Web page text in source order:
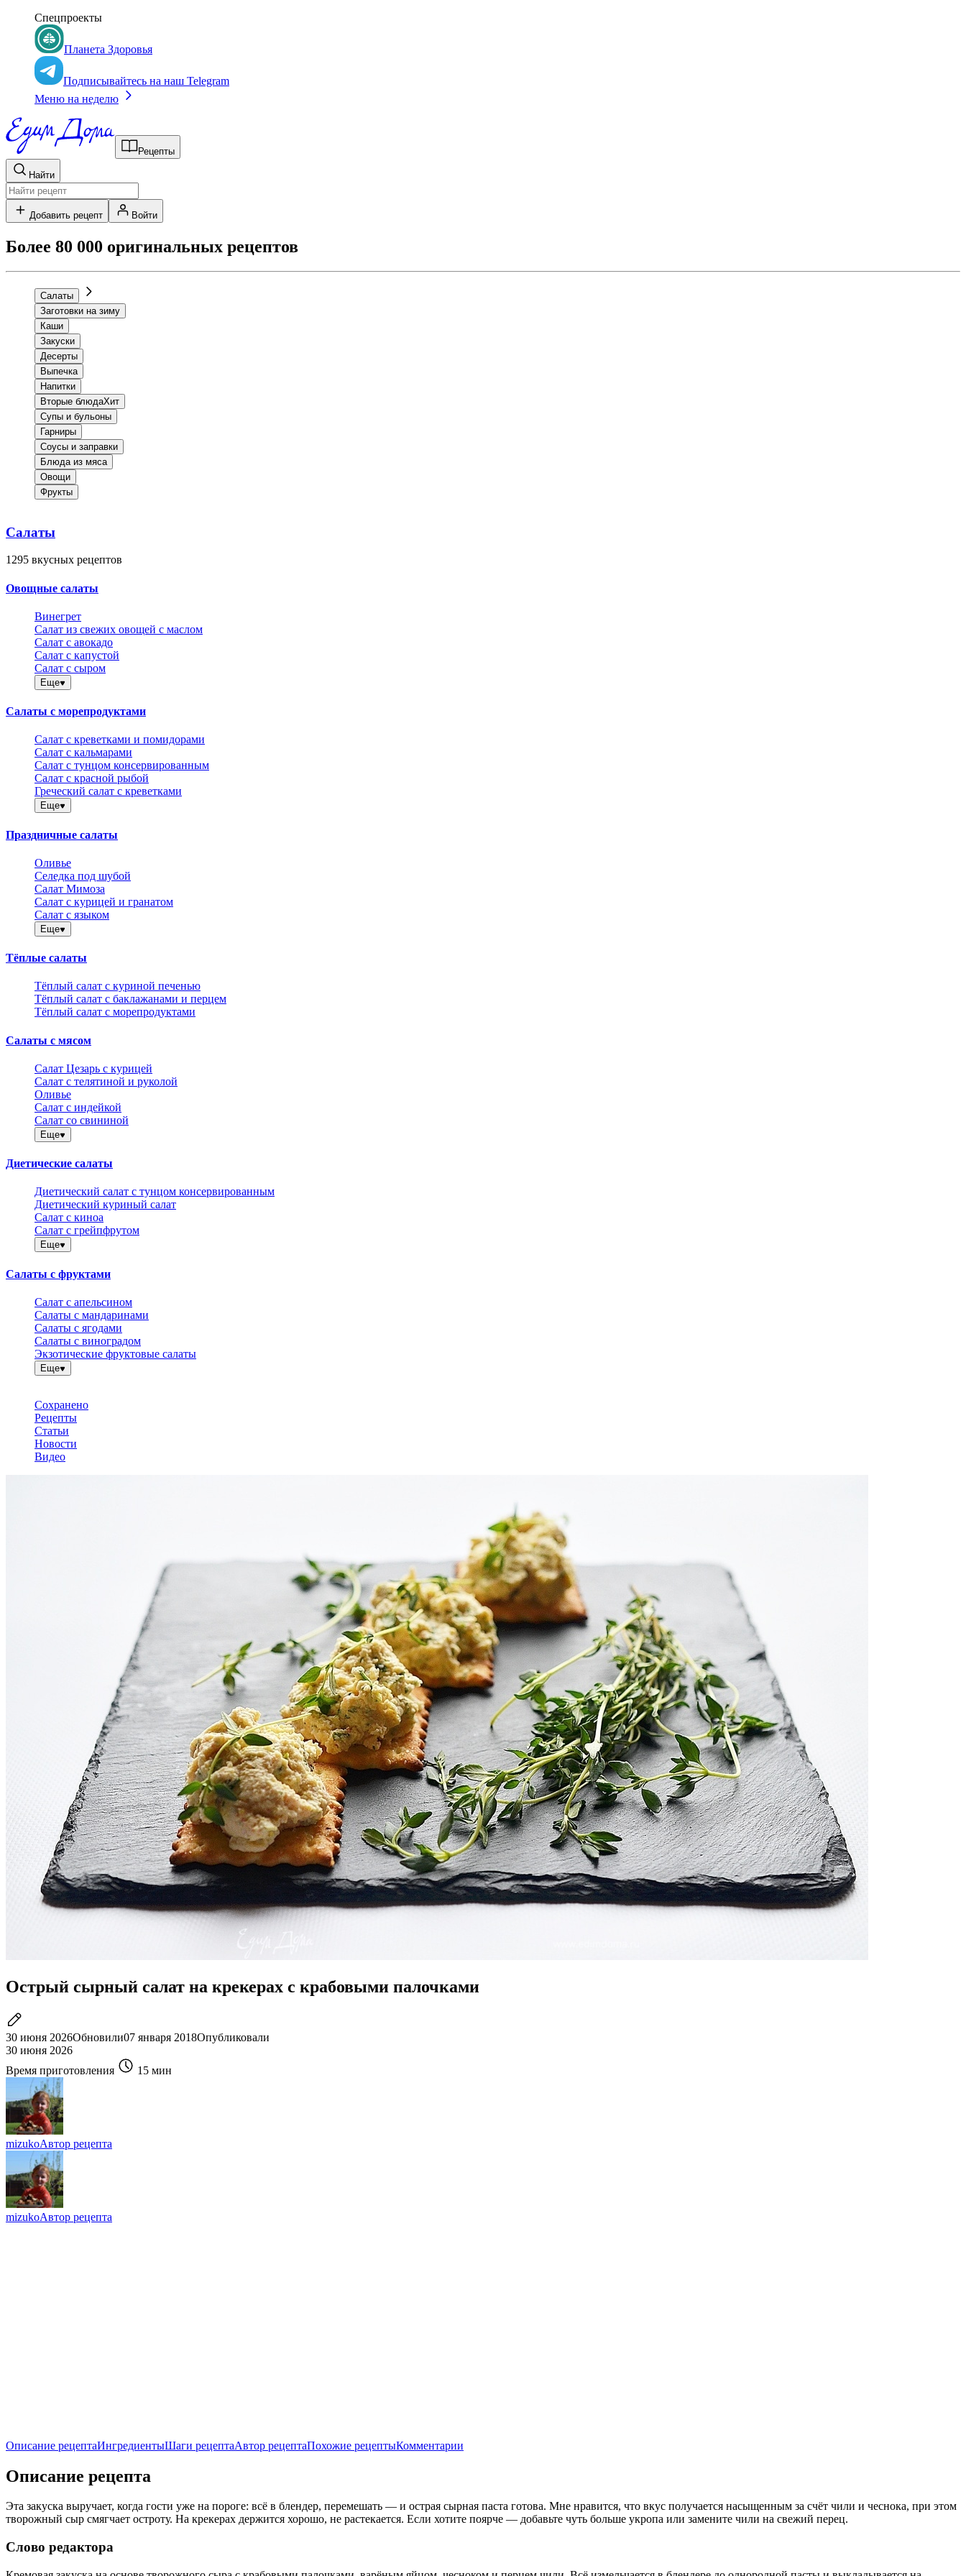
Спецпроекты
Планета Здоровья
Подписывайтесь на наш Telegram
Меню на неделю
Рецепты
Найти
Добавить рецепт Войти
Более 80 000 оригинальных рецептов
Салаты
Заготовки на зиму
Каши
Закуски
Десерты
Выпечка
Напитки
Вторые блюдаХит
Супы и бульоны
Гарниры
Соусы и заправки
Блюда из мяса
Овощи
Фрукты
Салаты
1295 вкусных рецептов
Овощные салаты
Винегрет
Салат из свежих овощей с маслом
Салат с авокадо
Салат с капустой
Салат с сыром
Еще
Салаты с морепродуктами
Салат с креветками и помидорами
Салат с кальмарами
Салат с тунцом консервированным
Салат с красной рыбой
Греческий салат с креветками
Еще
Праздничные салаты
Оливье
Селедка под шубой
Салат Мимоза
Салат с курицей и гранатом
Салат с языком
Еще
Тёплые салаты
Тёплый салат с куриной печенью
Тёплый салат с баклажанами и перцем
Тёплый салат с морепродуктами
Салаты с мясом
Салат Цезарь с курицей
Салат с телятиной и руколой
Оливье
Салат с индейкой
Салат со свининой
Еще
Диетические салаты
Диетический салат с тунцом консервированным
Диетический куриный салат
Салат с киноа
Салат с грейпфрутом
Еще
Салаты с фруктами
Салат с апельсином
Салаты с мандаринами
Салаты с ягодами
Салаты с виноградом
Экзотические фруктовые салаты
Еще
Сохранено
Рецепты
Статьи
Новости
Видео
Острый сырный салат на крекерах с крабовыми палочками
30 июня 2026Обновили07 января 2018Опубликовали
30 июня 2026
Время приготовления
15 мин
mizukoАвтор рецепта
mizukoАвтор рецепта
Описание рецептаИнгредиентыШаги рецептаАвтор рецептаПохожие рецептыКомментарии
Описание рецепта
Эта закуска выручает, когда гости уже на пороге: всё в блендер, перемешать — и острая сырная паста готова. Мне нравится, что вкус получается насыщенным за счёт чили и чеснока, при этом
творожный сыр смягчает остроту. На крекерах держится хорошо, не растекается. Если хотите поярче — добавьте чуть больше укропа или замените чили на свежий перец.
Слово редактора